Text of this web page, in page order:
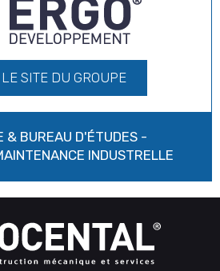
SITE DU GROUPE
& BUREAU D'ÉTUDES -
INDUSTRELLE